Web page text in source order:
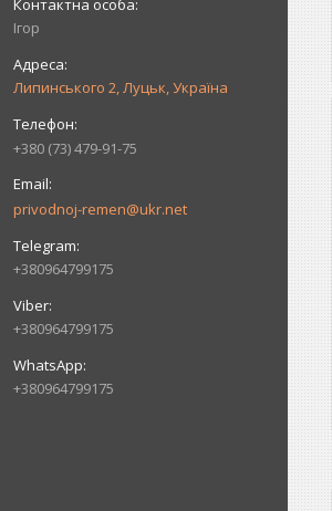
Ігор
Липинського 2, Луцьк, Україна
+380 (73) 479-91-75
privodnoj-remen@ukr.net
+380964799175
+380964799175
+380964799175